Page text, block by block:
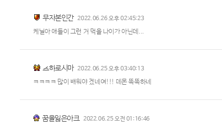
무자본인간 2022.06.26 오후 02:45:23
케닐아 애들이 그런 거 먹을 나이가 아닌데...
츠하로시마 2022.06.25 오후 03:40:13
ㅋㅋㅋㅋ 많이 배워야 겠네여!!! 데몬 똑똑하네
꿈을잃은아크 2022.06.25 오전 01:16:46